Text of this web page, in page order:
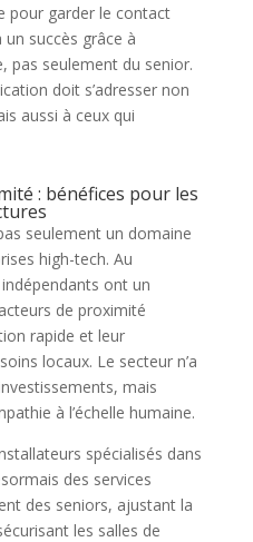
pour garder le contact
succès grâce à
pas seulement du senior.
doit s’adresser non
aussi à ceux qui
: bénéfices pour les
seulement un domaine
high-tech. Au
ont un
de proximité
rapide et leur
locaux. Le secteur n’a
mais
à l’échelle humaine.
spécialisés dans
des services
des seniors, ajustant la
les salles de